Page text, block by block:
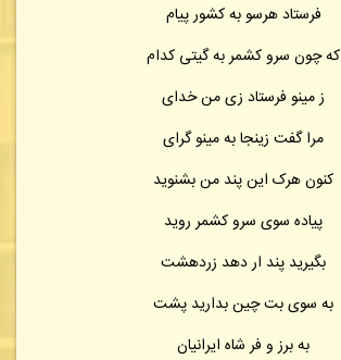
فرستاد هرسو به کشور پیام
که چون سرو کشمر به گیتی کدام
ز مینو فرستاد زی من خدای
مرا گفت زینجا به مینو گرای
کنون هرک این پند من بشنوید
پیاده سوی سرو کشمر روید
بگیرید پند ار دهد زردهشت
به سوی بت چین بدارید پشت
به برز و فر شاه ایرانیان